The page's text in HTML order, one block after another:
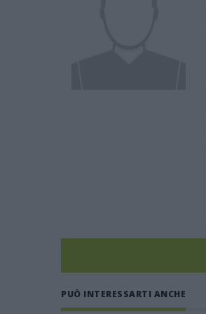
PUÒ INTERESSARTI ANCHE